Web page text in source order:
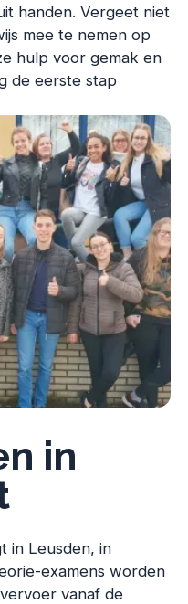
handen. Vergeet niet
mee te nemen op
hulp voor gemak en
de eerste stap
in
in Leusden, in
examens worden
vanaf de